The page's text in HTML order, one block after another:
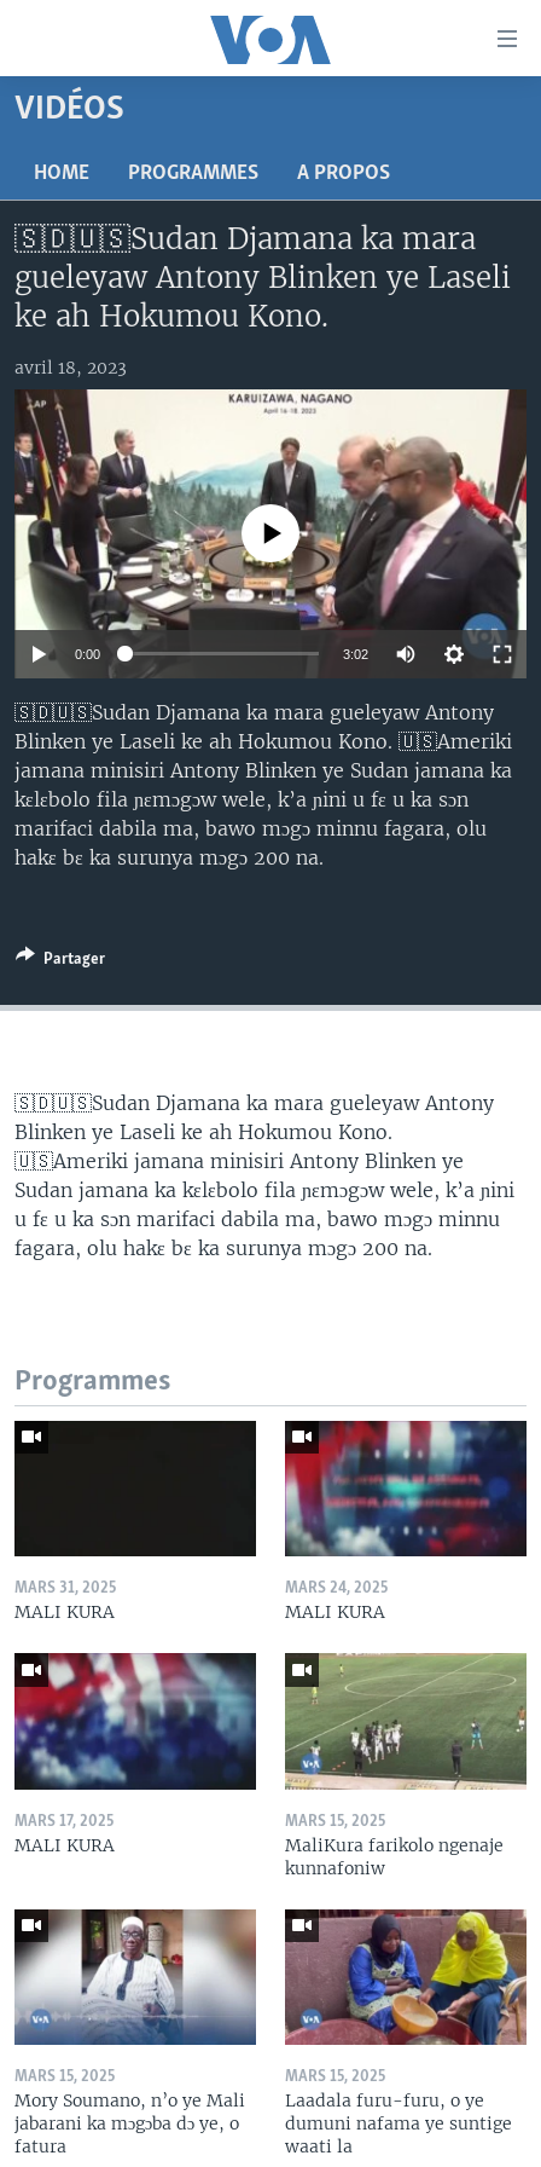
Menu
principal
la
navigation
principale
Retour
recherche
MALI KURA
RADIO
TABALE
AN BA FO!
ÉTATS-UNIS
Learning English
SUIVEZ-NOUS
Langues
VIDÉOS
HOME PROGRAMMES A PROPOS
🇸🇩🇺🇸Sudan Djamana ka mara
gueleyaw Antony Blinken ye Laseli
ke ah Hokumou Kono.
avril 18, 2023
No media source currently available
0:00 3:02
🇸🇩🇺🇸Sudan Djamana ka mara gueleyaw Antony
Blinken ye Laseli ke ah Hokumou Kono. 🇺🇸Ameriki
jamana minisiri Antony Blinken ye Sudan jamana ka
kɛlɛbolo fila ɲɛmɔgɔw wele, k’a ɲini u fɛ u ka sɔn
marifaci dabila ma, bawo mɔgɔ minnu fagara, olu
hakɛ bɛ ka surunya mɔgɔ 200 na.
Partager
🇸🇩🇺🇸Sudan Djamana ka mara gueleyaw Antony
Blinken ye Laseli ke ah Hokumou Kono.
🇺🇸Ameriki jamana minisiri Antony Blinken ye
Sudan jamana ka kɛlɛbolo fila ɲɛmɔgɔw wele, k’a ɲini
u fɛ u ka sɔn marifaci dabila ma, bawo mɔgɔ minnu
fagara, olu hakɛ bɛ ka surunya mɔgɔ 200 na.
Programmes
MARS 31, 2025
MALI KURA
MARS 24, 2025
MALI KURA
MARS 17, 2025
MALI KURA
MARS 15, 2025
MaliKura farikolo ngenaje
kunnafoniw
MARS 15, 2025
Mory Soumano, n’o ye Mali
jabarani ka mɔgɔba dɔ ye, o
fatura
MARS 15, 2025
Laadala furu-furu, o ye
dumuni nafama ye suntige
waati la